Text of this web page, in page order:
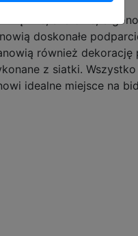
szerokie,
doskonałe
również dekorację
z siatki.
idealne miejsce na